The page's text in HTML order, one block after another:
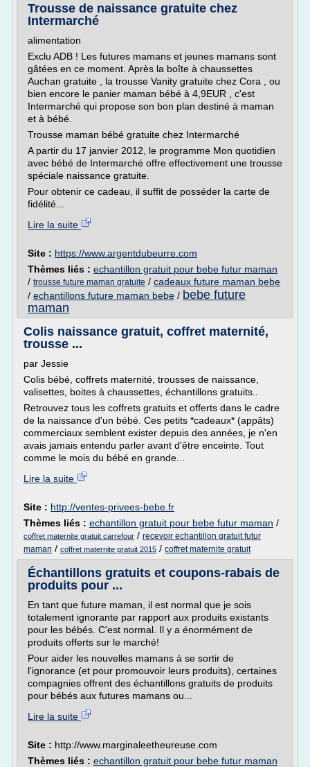
Trousse de naissance gratuite chez
Intermarché
alimentation
Exclu ADB ! Les futures mamans et jeunes mamans sont
gâtées en ce moment. Après la boîte à chaussettes
Auchan gratuite , la trousse Vanity gratuite chez Cora , ou
bien encore le panier maman bébé à 4,9EUR , c'est
Intermarché qui propose son bon plan destiné à maman
et à bébé.
Trousse maman bébé gratuite chez Intermarché
A partir du 17 janvier 2012, le programme Mon quotidien
avec bébé de Intermarché offre effectivement une trousse
spéciale naissance gratuite.
Pour obtenir ce cadeau, il suffit de posséder la carte de
fidélité...
Lire la suite
Site : https://www.argentdubeurre.com
Thèmes liés : echantillon gratuit pour bebe futur maman
/ trousse future maman gratuite / cadeaux future maman bebe
/ echantillons future maman bebe / bebe future
maman
Colis naissance gratuit, coffret maternité,
trousse ...
par Jessie
Colis bébé, coffrets maternité, trousses de naissance,
valisettes, boites à chaussettes, échantillons gratuits..
Retrouvez tous les coffrets gratuits et offerts dans le cadre
de la naissance d'un bébé. Ces petits *cadeaux* (appâts)
commerciaux semblent exister depuis des années, je n'en
avais jamais entendu parler avant d'être enceinte. Tout
comme le mois du bébé en grande...
Lire la suite
Site : http://ventes-privees-bebe.fr
Thèmes liés : echantillon gratuit pour bebe futur maman /
coffret maternite gratuit carrefour / recevoir echantillon gratuit futur
maman / coffret maternite gratuit 2015 / coffret maternite gratuit
Échantillons gratuits et coupons-rabais de
produits pour ...
En tant que future maman, il est normal que je sois
totalement ignorante par rapport aux produits existants
pour les bébés. C'est normal. Il y a énormément de
produits offerts sur le marché!
Pour aider les nouvelles mamans à se sortir de
l'ignorance (et pour promouvoir leurs produits), certaines
compagnies offrent des échantillons gratuits de produits
pour bébés aux futures mamans ou...
Lire la suite
Site : http://www.marginaleetheureuse.com
Thèmes liés : echantillon gratuit pour bebe futur maman